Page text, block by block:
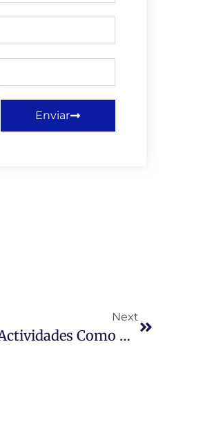
Enviar
Next
Sociedad De Litigación UMC Inicia Sus Actividades Como Espacio De Formación, Debate Y Excelencia Jurídica